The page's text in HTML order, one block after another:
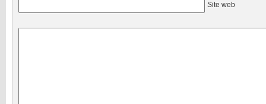
Site web